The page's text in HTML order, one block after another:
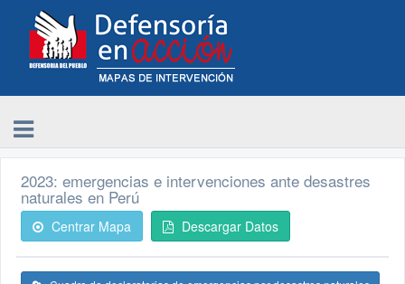
2023: emergencias e intervenciones ante desastres
naturales en Perú
Centrar Mapa Descargar Datos